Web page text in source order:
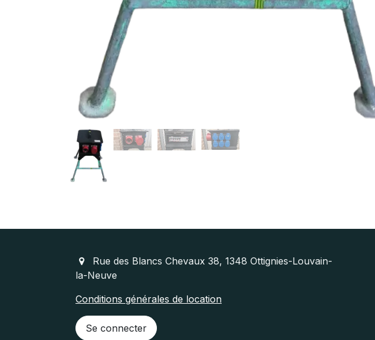
Rue des Blancs Chevaux 38, 1348 Ottignies-Louvain-
la-Neuve
Conditions ​générales de location
Se connecter